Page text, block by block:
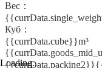
Loading...
Вес：
Куб：
{{currData.cube}}m³